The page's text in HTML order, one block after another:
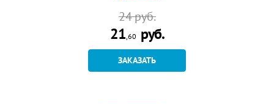
24руб.
21 ,60 руб.
ЗАКАЗАТЬ